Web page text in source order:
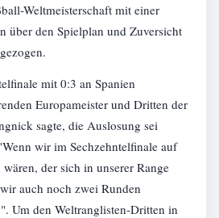
Weltmeisterschaft mit einer
über den Spielplan und Zuversicht
mit 0:3 an Spanien
Europameister und Dritten der
sagte, die Auslosung sei
wir im Sechzehntelfinale auf
der sich in unserer Range
auch noch zwei Runden
Um den Weltranglisten-Dritten in